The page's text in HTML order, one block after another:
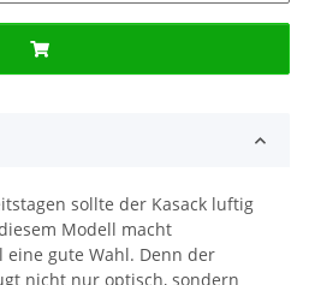
sollte der Kasack luftig
Modell macht
eine gute Wahl. Denn der
nicht nur optisch, sondern